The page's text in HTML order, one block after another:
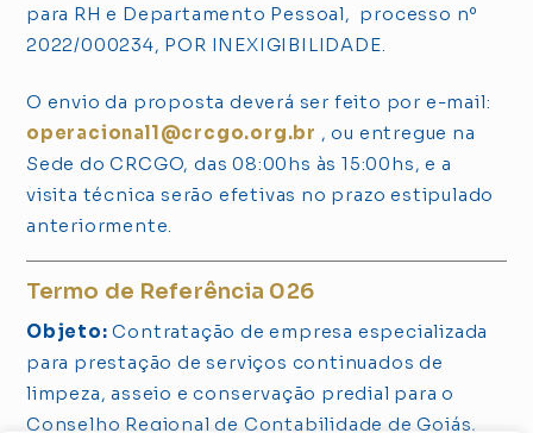
para RH e Departamento Pessoal, processo nº
2022/000234, POR INEXIGIBILIDADE.
O envio da proposta deverá ser feito por e-mail:
operacional1@crcgo.org.br , ou entregue na
Sede do CRCGO, das 08:00hs às 15:00hs, e a
visita técnica serão efetivas no prazo estipulado
anteriormente.
Termo de Referência 026
Objeto: Contratação de empresa especializada
para prestação de serviços continuados de
limpeza, asseio e conservação predial para o
Conselho Regional de Contabilidade de Goiás,